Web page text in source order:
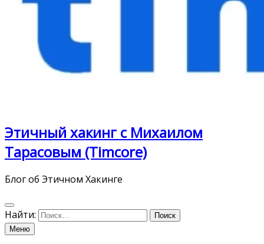
Этичный хакинг с Михаилом
Тарасовым (Timcore)
Блог об Этичном Хакинге
Найти:
Меню